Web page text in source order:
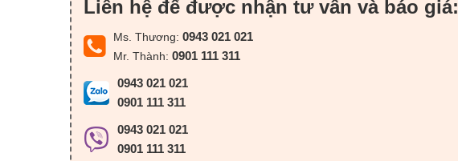
Liên hệ để được nhận tư vấn và báo giá:
Ms. Thương: 0943 021 021
Mr. Thành: 0901 111 311
0943 021 021
0901 111 311
0943 021 021
0901 111 311